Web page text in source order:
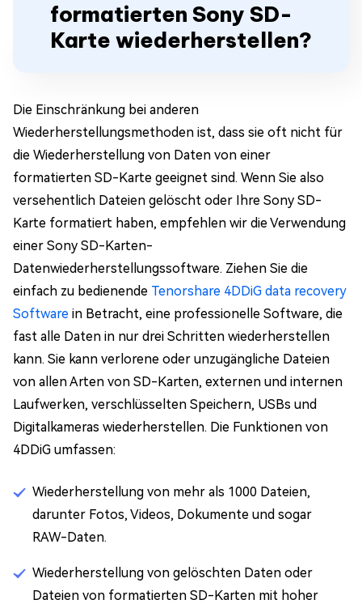
formatierten Sony SD-
Karte wiederherstellen?
Die Einschränkung bei anderen
Wiederherstellungsmethoden ist, dass sie oft nicht für
die Wiederherstellung von Daten von einer
formatierten SD-Karte geeignet sind. Wenn Sie also
versehentlich Dateien gelöscht oder Ihre Sony SD-
Karte formatiert haben, empfehlen wir die Verwendung
einer Sony SD-Karten-
Datenwiederherstellungssoftware. Ziehen Sie die
einfach zu bedienende Tenorshare 4DDiG data recovery
Software in Betracht, eine professionelle Software, die
fast alle Daten in nur drei Schritten wiederherstellen
kann. Sie kann verlorene oder unzugängliche Dateien
von allen Arten von SD-Karten, externen und internen
Laufwerken, verschlüsselten Speichern, USBs und
Digitalkameras wiederherstellen. Die Funktionen von
4DDiG umfassen:
Wiederherstellung von mehr als 1000 Dateien,
darunter Fotos, Videos, Dokumente und sogar
RAW-Daten.
Wiederherstellung von gelöschten Daten oder
Dateien von formatierten SD-Karten mit hoher